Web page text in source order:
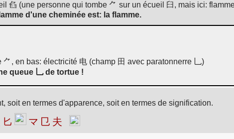
臽 (une personne qui tombe ⺈ sur un écueil 臼, mais ici:
d'une cheminée est: la flamme.
, en bas: électricité 电 (champ 田 avec paratonnerre 乚)
queue 乚 de tortue !
soit en termes d'apparence, soit en termes de signification.
匕 マ 㔾 夫